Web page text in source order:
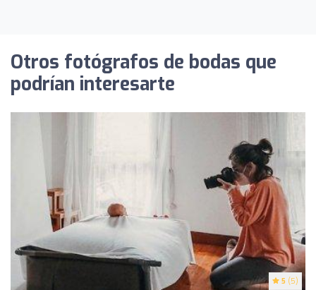
Otros fotógrafos de bodas que
podrían interesarte
5 (5)